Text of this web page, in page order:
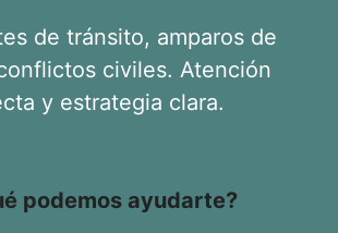
de tránsito, amparos de
civiles. Atención
y estrategia clara.
podemos ayudarte?